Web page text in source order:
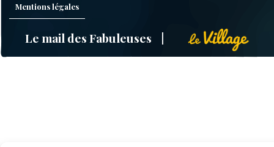
Mentions légales
Le mail des Fabuleuses